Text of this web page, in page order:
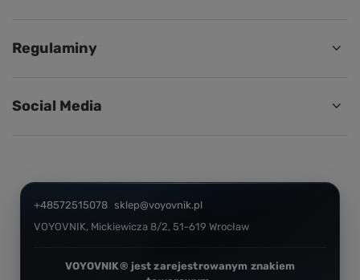
Regulaminy
Social Media
+48572515078 sklep@voyovnik.pl
VOYOVNIK, Mickiewicza 8/2, 51-619 Wrocław